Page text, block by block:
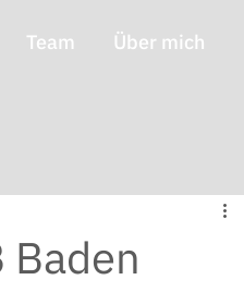
Team Über mich